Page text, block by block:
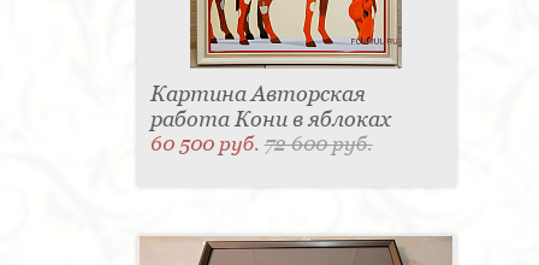
Картина Авторская
работа Кони в яблоках
60 500 руб.72 600 руб.